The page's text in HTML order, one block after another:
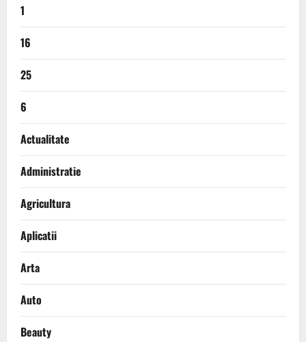
1
16
25
6
Actualitate
Administratie
Agricultura
Aplicatii
Arta
Auto
Beauty